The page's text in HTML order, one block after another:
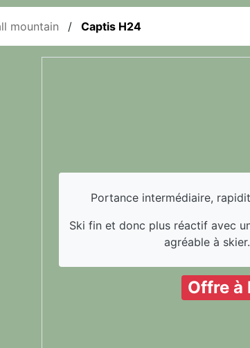
mountain / Captis H24
Portance intermédiaire,
Ski fin et donc plus réactif avec
agréable à
Offre à